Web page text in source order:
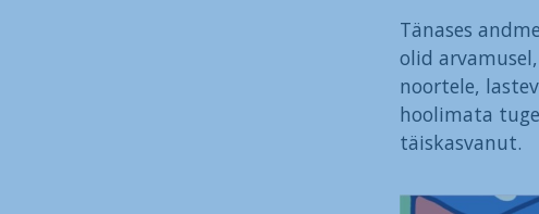
Tänases
olid
noortele,
hoolimata
täiskasvanut.